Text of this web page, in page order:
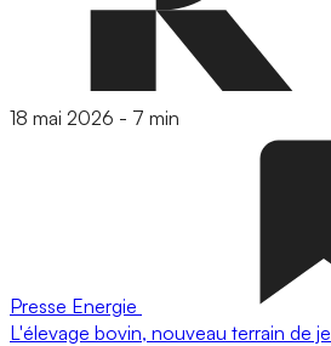
18 mai 2026 - 7 min
Presse Energie
L'élevage bovin, nouveau terrain de